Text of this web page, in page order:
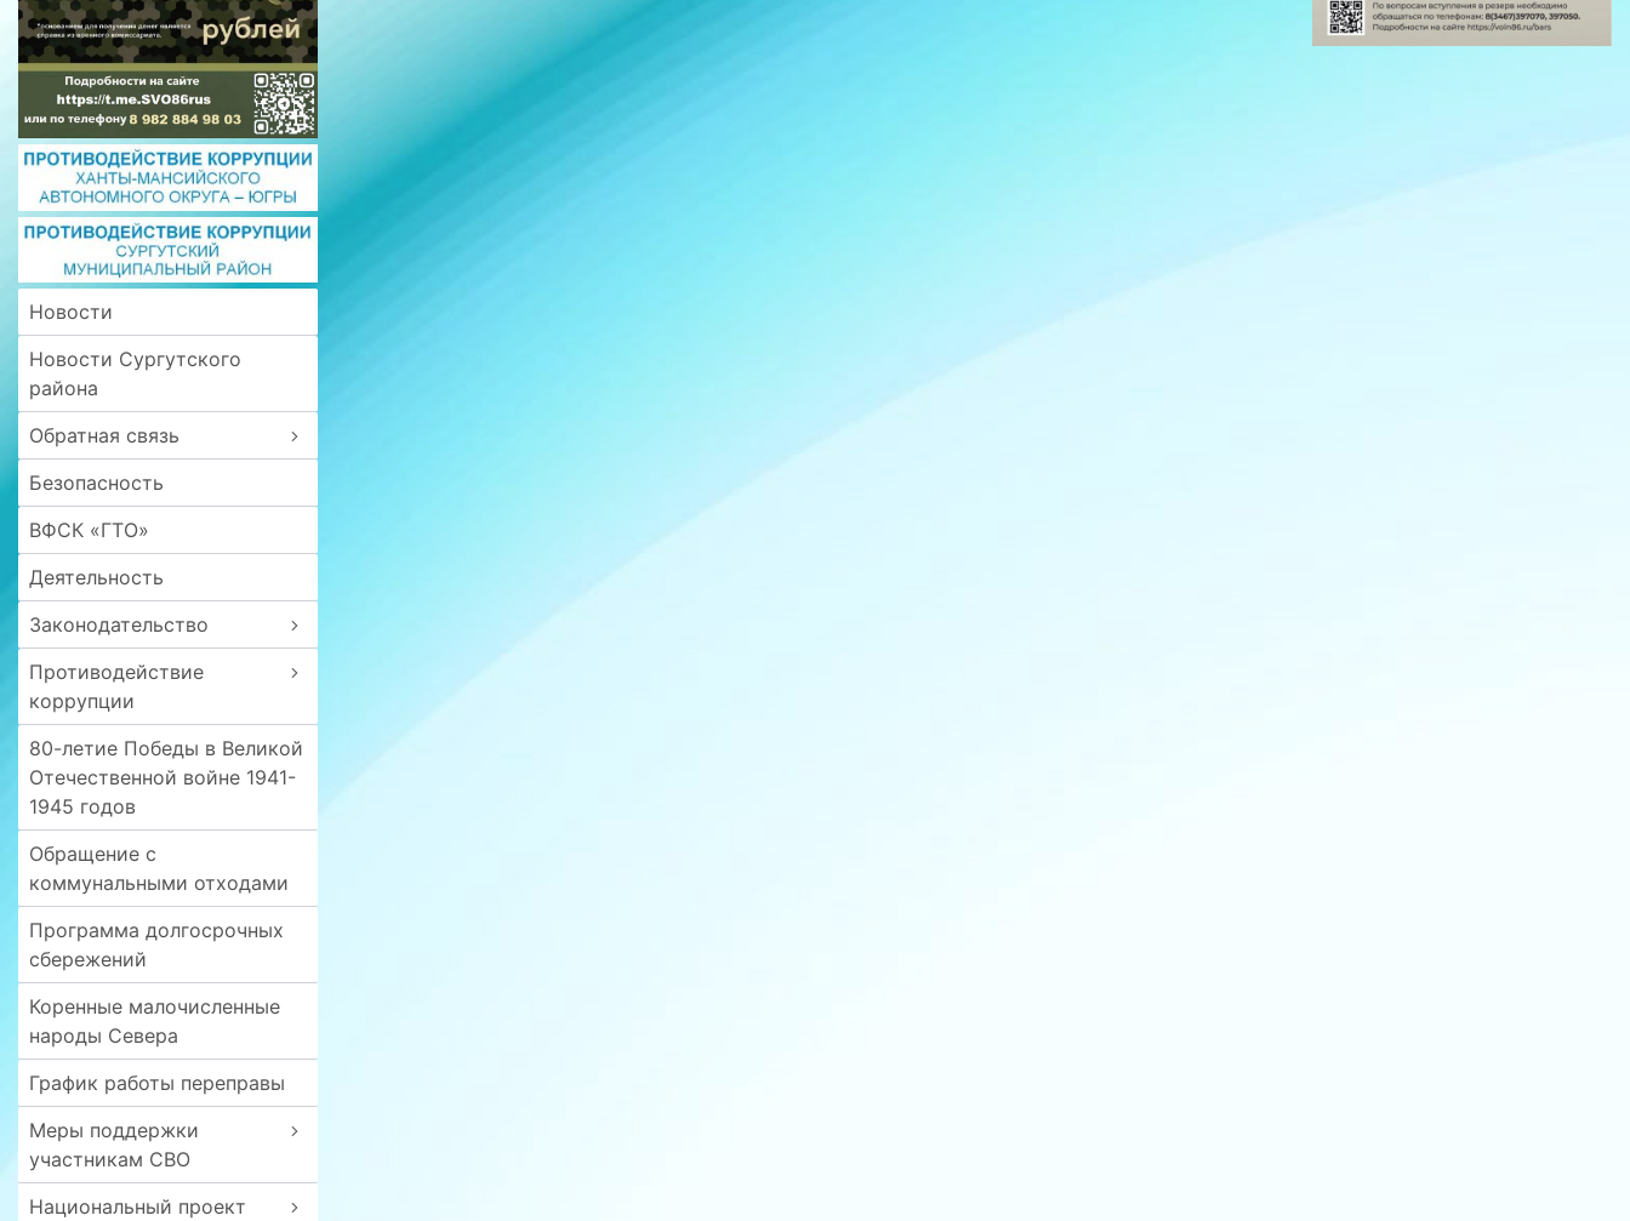
Новости
Новости Сургутского
района
Обратная связь
Безопасность
ВФСК «ГТО»
Деятельность
Законодательство
Противодействие
коррупции
80-летие Победы в Великой
Отечественной войне 1941-
1945 годов
Обращение с
коммунальными отходами
Программа долгосрочных
сбережений
Коренные малочисленные
народы Севера
График работы переправы
Меры поддержки
участникам СВО
Национальный проект